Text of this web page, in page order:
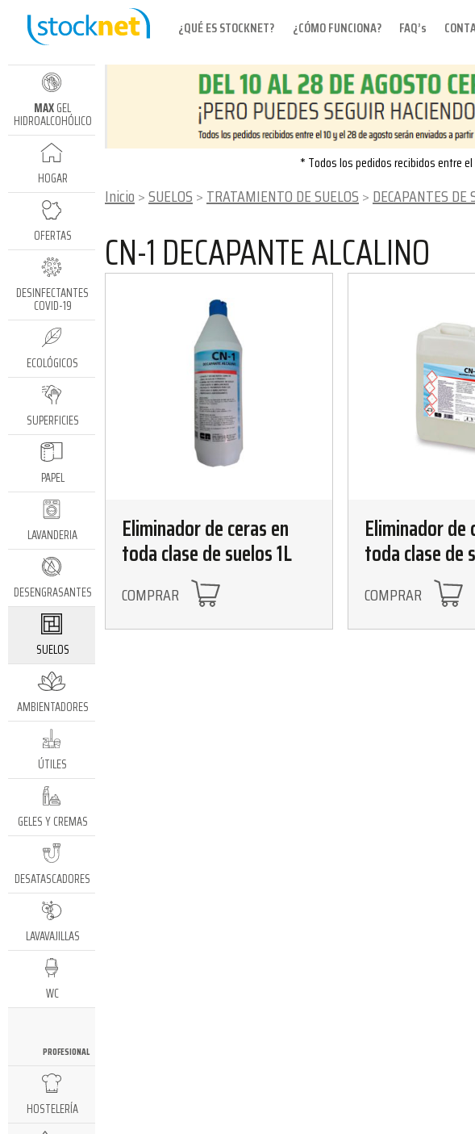
¿QUÉ ES STOCKNET? ¿CÓMO FUNCIONA? FAQ’s
MAXGEL
HIDROALCOHÓLICO
HOGAR
OFERTAS
DESINFECTANTES
COVID-19
ECOLÓGICOS
SUPERFICIES
PAPEL
LAVANDERIA
DESENGRASANTES
SUELOS
AMBIENTADORES
ÚTILES
GELES Y CREMAS
DESATASCADORES
LAVAVAJILLAS
WC
PROFESIONAL
HOSTELERÍA
* Todos los pedidos recibidos entre
Inicio SUELOS TRATAMIENTO DE SUELOS DECAPANTES DE
CN-1 DECAPANTE ALCALINO
Eliminador de ceras en
toda clase de suelos 1L
COMPRAR
Eliminador de
toda clase de
COMPRAR